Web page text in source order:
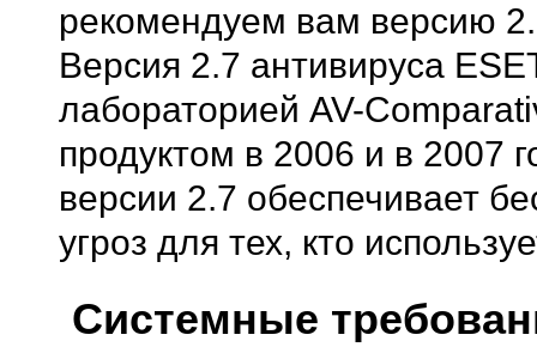
рекомендуем вам версию
Версия 2.7 антивируса
лабораторией AV-
продуктом в 2006 и в 2007
версии 2.7 обеспечивает
угроз для тех, кто
Системные